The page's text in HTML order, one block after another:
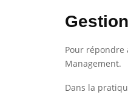
Pour répondre
Management.
Dans la